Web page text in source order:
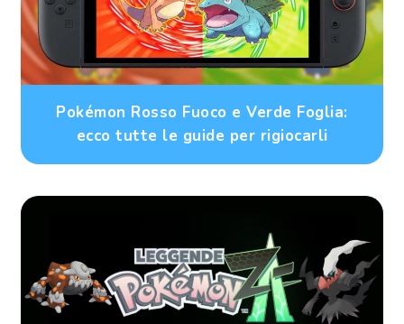
Pokémon Rosso Fuoco e Verde Foglia:
ecco tutte le guide per rigiocarli